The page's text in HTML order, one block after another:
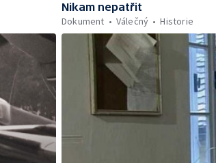
Nikam nepatřit
Dokument
Válečný Historie